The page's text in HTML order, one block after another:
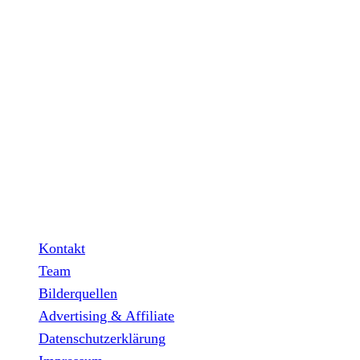
Kontakt
Team
Bilderquellen
Advertising & Affiliate
Datenschutzerklärung